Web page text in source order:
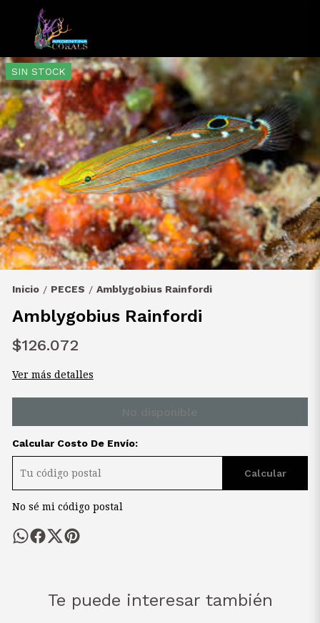
SIN STOCK
Inicio / PECES / Amblygobius Rainfordi
Amblygobius Rainfordi
$126.072
Ver más detalles
Calcular Costo De Envío:
Calcular
No sé mi código postal
Te puede interesar también